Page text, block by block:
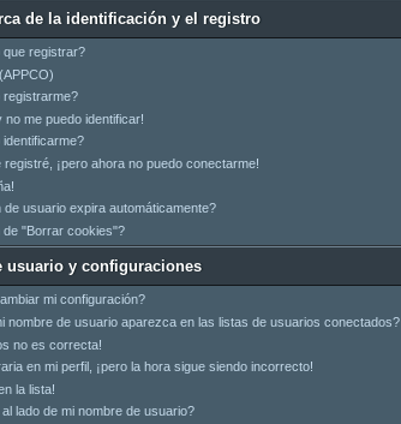
de la identificación y el registro
que registrar?
registrarme?
no me puedo identificar!
registré, ¡pero ahora no puedo conectarme!
de usuario expira automáticamente?
de "Borrar cookies"?
usuario y configuraciones
mi configuración?
nombre de usuario aparezca en las listas de usuarios conectados?
no es correcta!
en mi perfil, ¡pero la hora sigue siendo incorrecto!
la lista!
lado de mi nombre de usuario?